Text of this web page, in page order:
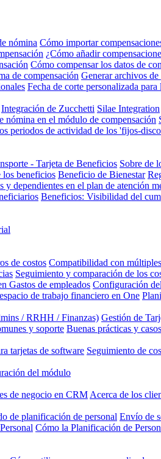
nómina Cómo importar
¿Cómo añadir
Cómo compensar los datos de
de compensación Generar archivos
Fecha de corte personalizada
Integración de Zucchetti Silae Integration
en el módulo de compensación
periodos de actividad de los 'fijos-
- Tarjeta de Beneficios Sobre de
los beneficios Beneficio de Bienestar
y dependientes en el plan de atención
Beneficios: Visibilidad del
de costos Compatibilidad con
Seguimiento y comparación de los
Gastos de empleados Configuración
de trabajo financiero en One
/ RRHH / Finanzas) Gestión de
y soporte Buenas prácticas y
tarjetas de software Seguimiento de
del módulo
de negocio en CRM Acerca de los
de planificación de personal Envío de
Cómo la Planificación de